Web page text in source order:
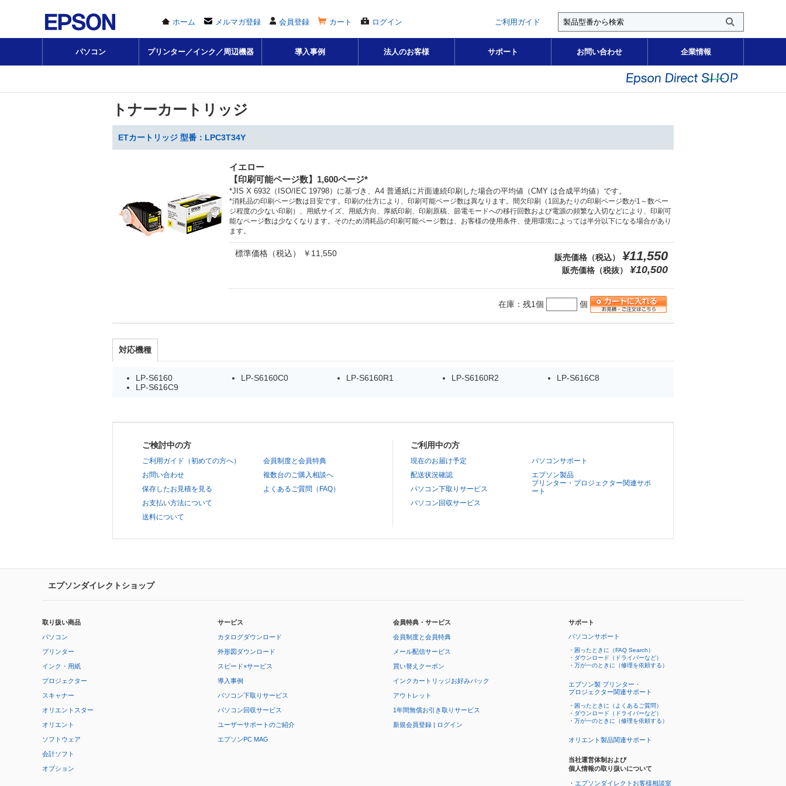
ホーム メルマガ登録 会員登録 カート ログイン ご利用ガイド
パソコン プリンター／インク／周辺機器 導入事例 法人のお客様 サポート お問い合わせ 企業情報
トナーカートリッジ
ETカートリッジ 型番：LPC3T34Y
イエロー
【印刷可能ページ数】1,600ページ*
*JIS X 6932（ISO/IEC 19798）に基づき、A4 普通紙に片面連続印刷した場合の平均値（CMY は合成平均値）です。
*消耗品の印刷ページ数は目安です。印刷の仕方により、印刷可能ページ数は異なります。間欠印刷（1回あたりの印刷ページ数が1～数ペー
ジ程度の少ない印刷）、用紙サイズ、用紙方向、厚紙印刷、印刷原稿、節電モードへの移行回数および電源の頻繁な入切などにより、印刷可
能なページ数は少なくなります。そのため消耗品の印刷可能ページ数は、お客様の使用条件、使用環境によっては半分以下になる場合があり
ます。
標準価格（税込） ￥11,550 販売価格（税込） ¥11,550
販売価格（税抜） ¥10,500
在庫：残1個 個
対応機種
LP-S6160 LP-S6160C0 LP-S6160R1 LP-S6160R2
LP-S616C8
LP-S616C9
ご検討中の方
ご利用ガイド（初めての方へ）
お問い合わせ
保存したお見積を見る
お支払い方法について
送料について
会員制度と会員特典
複数台のご購入相談へ
よくあるご質問（FAQ）
ご利用中の方
現在のお届け予定
配送状況確認
パソコン下取りサービス
パソコン回収サービス
パソコンサポート
エプソン製品
プリンター・プロジェクター関連サポ
ート
エプソンダイレクトショップ
取り扱い商品
パソコン
プリンター
インク・用紙
プロジェクター
スキャナー
オリエントスター
オリエント
ソフトウェア
会計ソフト
オプション
サービス
カタログダウンロード
外形図ダウンロード
スピード×サービス
導入事例
パソコン下取りサービス
パソコン回収サービス
ユーザーサポートのご紹介
エプソンPC MAG
会員特典・サービス
会員制度と会員特典
メール配信サービス
買い替えクーポン
インクカートリッジお好みパック
アウトレット
1年間無償お引き取りサービス
新規会員登録 | ログイン
サポート
パソコンサポート
・ 困ったときに（FAQ Search）
・ ダウンロード（ドライバーなど）
・ 万が一のときに（修理を依頼する）
エプソン製 プリンター・
プロジェクター関連サポート
・ 困ったときに（よくあるご質問）
・ ダウンロード（ドライバーなど）
・ 万が一のときに（修理を依頼する）
オリエント製品関連サポート
当社運営体制および
個人情報の取り扱いについて
・ エプソンダイレクトお客様相談室